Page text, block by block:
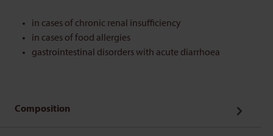
in cases of chronic renal insufficiency
in cases of food allergies
gastrointestinal disorders with acute diarrhoea
Composition